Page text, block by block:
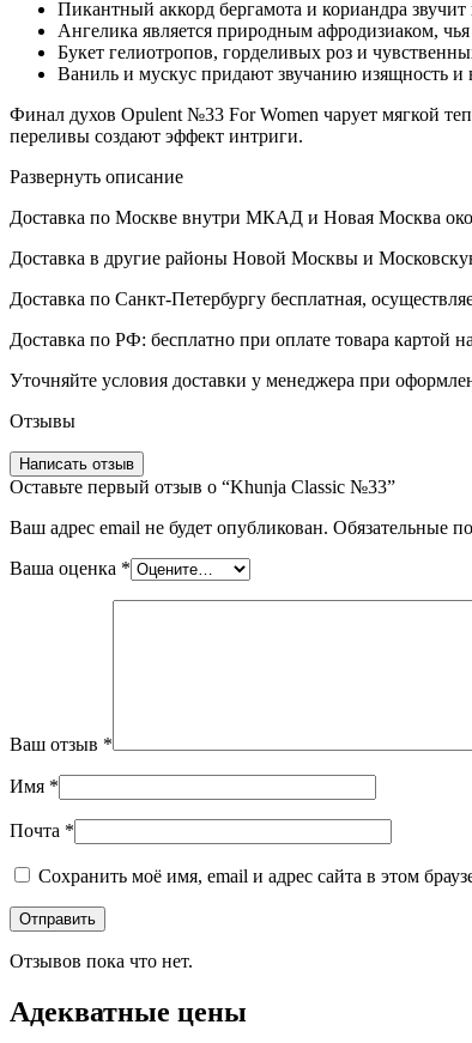
Пикантный аккорд бергамота и кориандра
Ангелика является природным афродизиаком,
Букет гелиотропов, горделивых роз и
Ваниль и мускус придают звучанию изящность и
Финал духов Opulent №33 For Women чарует мягкой
переливы создают эффект интриги.
Развернуть описание
Доставка по Москве внутри МКАД и Новая Москва
Доставка в другие районы Новой Москвы и
Доставка по Санкт-Петербургу бесплатная,
Доставка по РФ: бесплатно при оплате товара картой
Уточняйте условия доставки у менеджера при
Отзывы
Написать отзыв
Оставьте первый отзыв о “Khunja Classic №33”
Ваш адрес email не будет опубликован. Обязательные
Ваша оценка *
Ваш отзыв *
Имя *
Почта *
Сохранить моё имя, email и адрес сайта в этом
Отзывов пока что нет.
Адекватные цены